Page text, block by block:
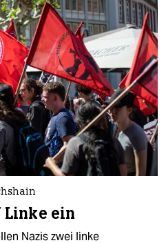
Linke ein
Nazis zwei linke